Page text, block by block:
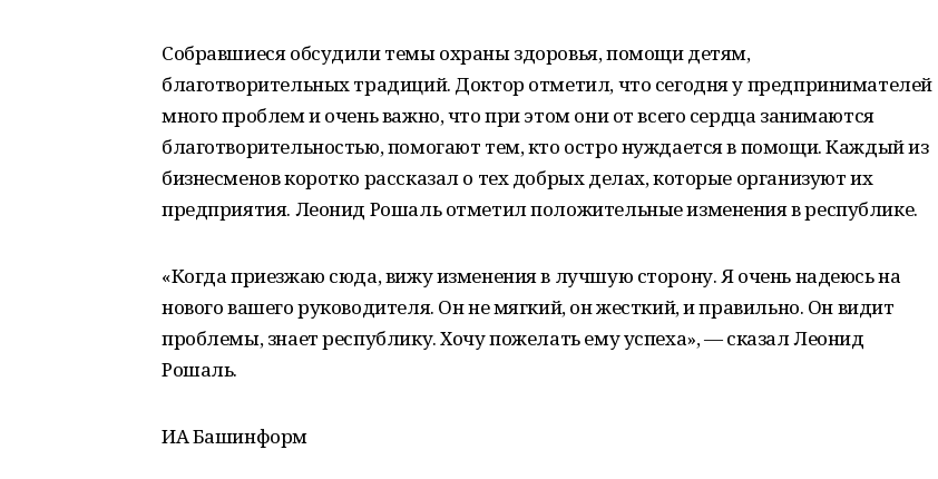
Собравшиеся обсудили темы охраны здоровья, помощи детям,
благотворительных традиций. Доктор отметил, что сегодня у предпринимателей
много проблем и очень важно, что при этом они от всего сердца занимаются
благотворительностью, помогают тем, кто остро нуждается в помощи. Каждый из
бизнесменов коротко рассказал о тех добрых делах, которые организуют их
предприятия. Леонид Рошаль отметил положительные изменения в республике.
«Когда приезжаю сюда, вижу изменения в лучшую сторону. Я очень надеюсь на
нового вашего руководителя. Он не мягкий, он жесткий, и правильно. Он видит
проблемы, знает республику. Хочу пожелать ему успеха», — сказал Леонид
Рошаль.
ИА Башинформ